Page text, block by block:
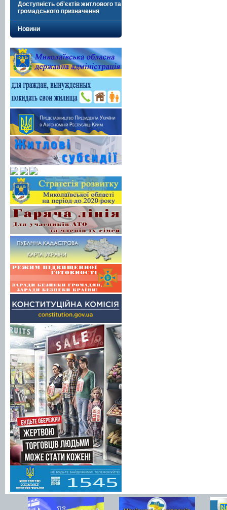
Доступність об'єктів житлового та
громадського призначення
Новини